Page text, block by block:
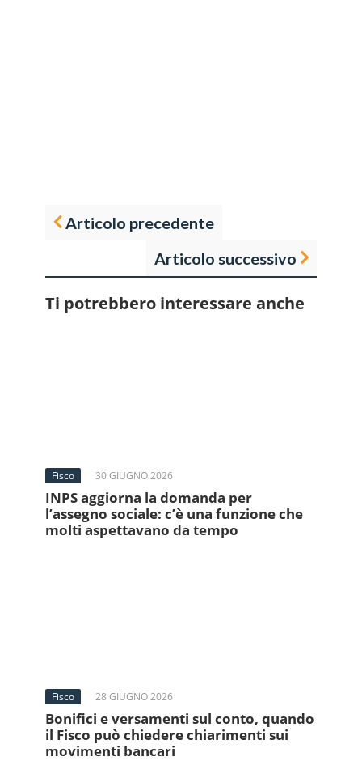
Articolo precedente
Articolo successivo
Ti potrebbero interessare anche
Fisco 30 GIUGNO 2026
INPS aggiorna la domanda per
l’assegno sociale: c’è una funzione che
molti aspettavano da tempo
Fisco 28 GIUGNO 2026
Bonifici e versamenti sul conto, quando
il Fisco può chiedere chiarimenti sui
movimenti bancari